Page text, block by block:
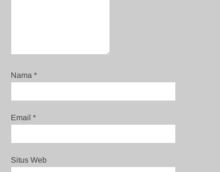
Nama*
Email*
Situs Web